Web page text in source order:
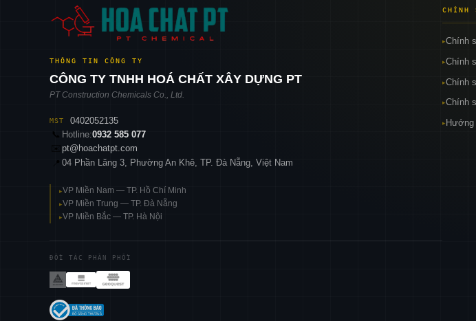
THÔNG TIN CÔNG TY
CÔNG TY TNHH HOÁ CHẤT XÂY DỰNG PT
PT Construction Chemicals Co., Ltd.
MST
0402052135
📞 Hotline:0932 585 077
✉️
pt@hoachatpt.com
04 Phần Lăng 3, Phường An Khê, TP. Đà Nẵng, Việt Nam
▸VP Miền Nam — TP. Hồ Chí Minh
▸VP Miền Trung — TP. Đà Nẵng
▸VP Miền Bắc — TP. Hà Nội
ĐỐI TÁC PHÂN PHỐI
CHÍNH
▸Chính
▸Chính
▸Chính
▸Chính
▸ Hướng